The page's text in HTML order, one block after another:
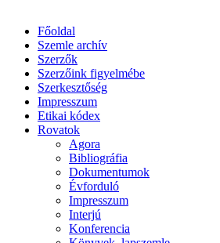
Főoldal
Szemle archív
Szerzők
Szerzőink figyelmébe
Szerkesztőség
Impresszum
Etikai kódex
Rovatok
Agora
Bibliográfia
Dokumentumok
Évforduló
Impresszum
Interjú
Konferencia